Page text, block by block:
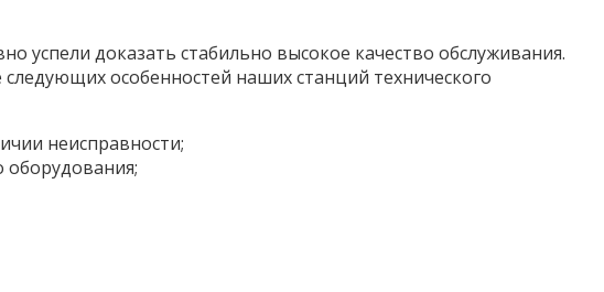
доказать стабильно высокое качество обслуживания.
особенностей наших станций технического
неисправности;